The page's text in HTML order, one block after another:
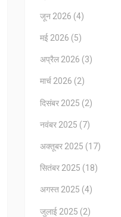
जून 2026 (4)
मई 2026 (5)
अप्रैल 2026 (3)
मार्च 2026 (2)
दिसंबर 2025 (2)
नवंबर 2025 (7)
अक्तूबर 2025 (17)
सितंबर 2025 (18)
अगस्त 2025 (4)
जुलाई 2025 (2)